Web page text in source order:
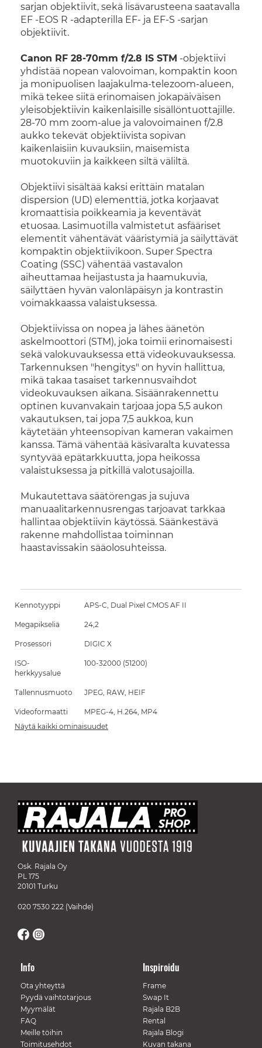
sarjan objektiivit, sekä lisävarusteena saatavalla
EF -EOS R -adapterilla EF- ja EF-S -sarjan
objektiivit.
Canon RF 28-70mm f/2.8 IS STM -objektiivi
yhdistää nopean valovoiman, kompaktin koon
ja monipuolisen laajakulma-telezoom-alueen,
mikä tekee siitä erinomaisen jokapäiväisen
yleisobjektiivin kaikenlaisille sisällöntuottajille.
28-70 mm zoom-alue ja valovoimainen f/2.8
aukko tekevät objektiivista sopivan
kaikenlaisiin kuvauksiin, maisemista
muotokuviin ja kaikkeen siltä väliltä.
Objektiivi sisältää kaksi erittäin matalan
dispersion (UD) elementtiä, jotka korjaavat
kromaattisia poikkeamia ja keventävät
etuosaa. Lasimuotilla valmistetut asfääriset
elementit vähentävät vääristymiä ja säilyttävät
kompaktin objektiivikoon. Super Spectra
Coating (SSC) vähentää vastavalon
aiheuttamaa heijastusta ja haamukuvia,
säilyttäen hyvän valonläpäisyn ja kontrastin
voimakkaassa valaistuksessa.
Objektiivissa on nopea ja lähes äänetön
askelmoottori (STM), joka toimii erinomaisesti
sekä valokuvauksessa että videokuvauksessa.
Tarkennuksen "hengitys" on hyvin hallittua,
mikä takaa tasaiset tarkennusvaihdot
videokuvauksen aikana. Sisäänrakennettu
optinen kuvanvakain tarjoaa jopa 5,5 aukon
vakautuksen, tai jopa 7,5 aukkoa, kun
käytetään yhteensopivan kameran vakaimen
kanssa. Tämä vähentää käsivaralta kuvatessa
syntyvää epätarkkuutta, jopa heikossa
valaistuksessa ja pitkillä valotusajoilla.
Mukautettava säätörengas ja sujuva
manuaalitarkennusrengas tarjoavat tarkkaa
hallintaa objektiivin käytössä. Säänkestävä
rakenne mahdollistaa toiminnan
haastavissakin sääolosuhteissa.
Kennotyyppi APS-C, Dual Pixel CMOS AF II
Megapikseliä 24,2
Prosessori DIGIC X
ISO-
herkkyysalue
100-32000 (51200)
Tallennusmuoto JPEG, RAW, HEIF
Videoformaatti
MPEG-4, H.264, MP4
Näytä kaikki ominaisuudet
Osk. Rajala Oy
PL 175
20101 Turku
020 7530 222 (Vaihde)
Info
Ota yhteyttä
Pyydä vaihtotarjous
Myymälät
FAQ
Meille töihin
Toimitusehdot
Inspiroidu
Frame
Swap It
Rajala B2B
Rental
Rajala Blogi
Kuvan takana